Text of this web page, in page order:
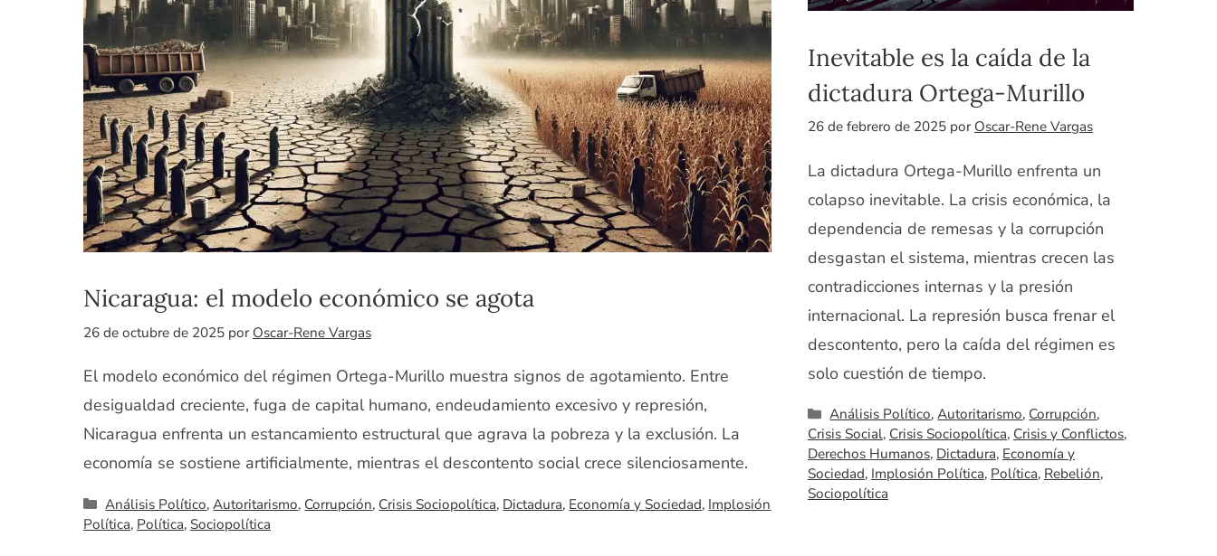
Nicaragua: el modelo económico se agota
26 de octubre de 2025 por Oscar-Rene Vargas
El modelo económico del régimen Ortega-Murillo muestra signos de agotamiento. Entre
desigualdad creciente, fuga de capital humano, endeudamiento excesivo y represión,
Nicaragua enfrenta un estancamiento estructural que agrava la pobreza y la exclusión. La
economía se sostiene artificialmente, mientras el descontento social crece silenciosamente.
Categorías
Análisis Político,Autoritarismo, Corrupción, Crisis Sociopolítica, Dictadura, Economía y Sociedad, Implosión
Política, Política, Sociopolítica
Inevitable es la caída de la
dictadura Ortega-Murillo
26 de febrero de 2025 por Oscar-Rene Vargas
La dictadura Ortega-Murillo enfrenta un
colapso inevitable. La crisis económica, la
dependencia de remesas y la corrupción
desgastan el sistema, mientras crecen las
contradicciones internas y la presión
internacional. La represión busca frenar el
descontento, pero la caída del régimen es
solo cuestión de tiempo.
Categorías
Análisis Político,Autoritarismo, Corrupción,
Crisis Social, Crisis Sociopolítica, Crisis y Conflictos,
Derechos Humanos, Dictadura, Economía y
Sociedad, Implosión Política, Política, Rebelión,
Sociopolítica